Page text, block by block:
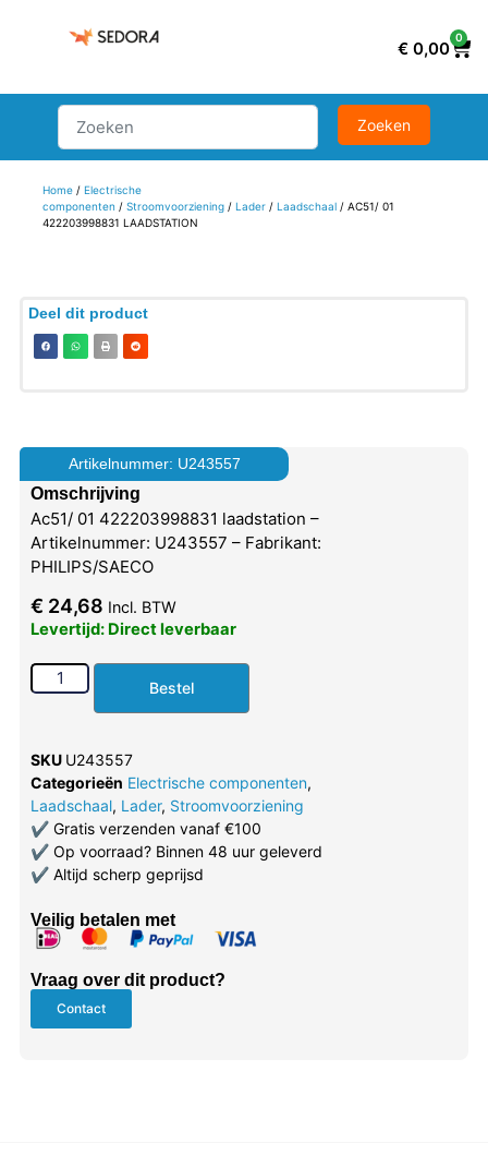
€ 0,00
0
Home/ Electrische
componenten / Stroomvoorziening/ Lader/ Laadschaal/ AC51/ 01
422203998831 LAADSTATION
Deel dit product
Artikelnummer: U243557
Omschrijving
Ac51/ 01 422203998831 laadstation –
Artikelnummer: U243557 – Fabrikant:
PHILIPS/SAECO
€ 24,68 Incl. BTW
Levertijd: Direct leverbaar
Bestel
SKU U243557
Categorieën Electrische componenten,
Laadschaal, Lader, Stroomvoorziening
✔Gratis verzenden vanaf €100
✔Op voorraad? Binnen 48 uur geleverd
✔Altijd scherp geprijsd
Veilig betalen met
Vraag over dit product?
Contact